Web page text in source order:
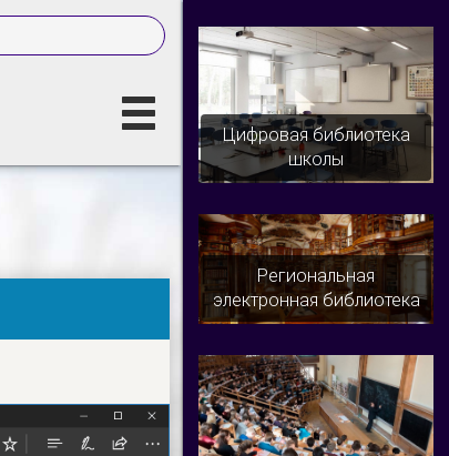
Цифровая библиотека
школы
Региональная
электронная библиотека